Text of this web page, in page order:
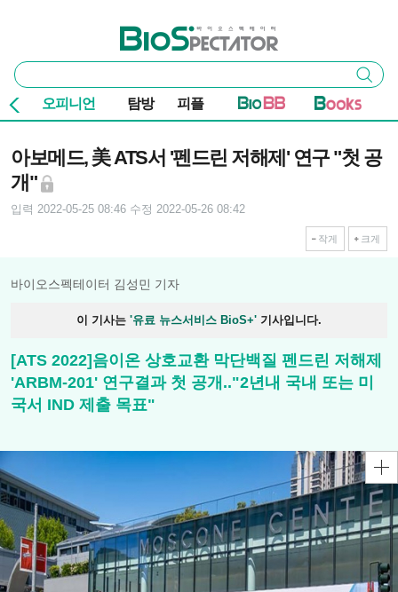
바이오스펙테이터
통
합
검
색
검색
오피니언 탐방 피플
아보메드, 美 ATS서 '펜드린 저해제' 연구 "첫 공
개"
입력 2022-05-25 08:46 수정 2022-05-26 08:42
작게 크게
바이오스펙테이터 김성민 기자
이 기사는 '유료 뉴스서비스 BioS+' 기사입니다.
[ATS 2022]음이온 상호교환 막단백질 펜드린 저해제
'ARBM-201' 연구결과 첫 공개.."2년내 국내 또는 미
국서 IND 제출 목표"